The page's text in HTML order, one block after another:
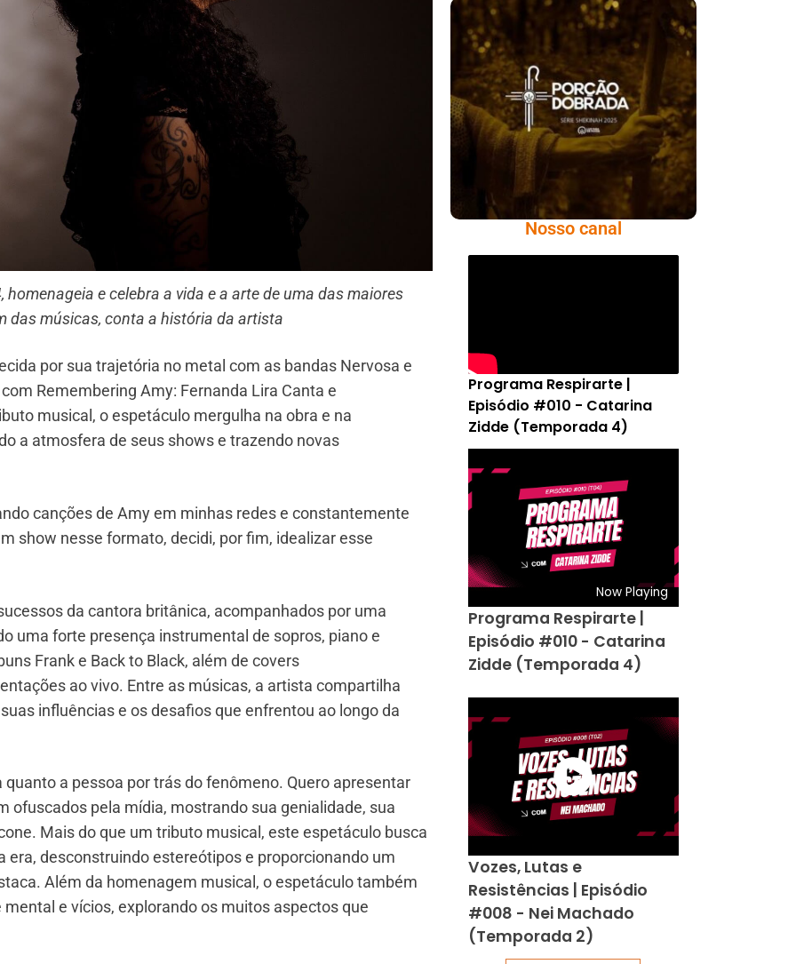
e celebra a vida e a arte de uma das maiores
das músicas, conta a história da artista
por sua trajetória no metal com as bandas Nervosa e
Remembering Amy: Fernanda Lira Canta e
musical, o espetáculo mergulha na obra e na
a atmosfera de seus shows e trazendo novas
canções de Amy em minhas redes e constantemente
show nesse formato, decidi, por fim, idealizar esse
da cantora britânica, acompanhados por uma
uma forte presença instrumental de sopros, piano e
Frank e Back to Black, além de covers
ao vivo. Entre as músicas, a artista compartilha
influências e os desafios que enfrentou ao longo da
a pessoa por trás do fenômeno. Quero apresentar
ofuscados pela mídia, mostrando sua genialidade, sua
Mais do que um tributo musical, este espetáculo busca
era, desconstruindo estereótipos e proporcionando um
Além da homenagem musical, o espetáculo também
e vícios, explorando os muitos aspectos que
O Ministério De
Eliseu, Uma Porção
Dobrada Para
Transformar Vidas E
Uma Mensagem Que
Continua Atual
Nosso canal
Programa Respirarte |
Episódio #010 - Catarina
Zidde (Temporada 4)
Now Playing
Programa Respirarte |
Episódio #010 - Catarina
Zidde (Temporada 4)
Vozes, Lutas e
Resistências | Episódio
#008 - Nei Machado
(Temporada 2)